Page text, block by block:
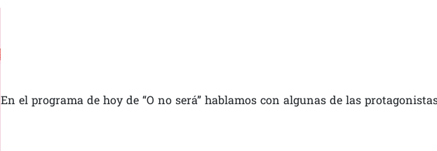
En el programa de hoy de “O no será” hablamos con algunas de las